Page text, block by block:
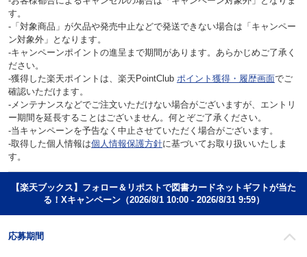
す。
‐「対象商品」が欠品や発売中止などで発送できない場合は「キャンペー
ン対象外」となります。
‐キャンペーンポイントの進呈まで期間があります。あらかじめご了承く
ださい。
‐獲得した楽天ポイントは、楽天PointClub ポイント獲得・履歴画面でご
確認いただけます。
‐メンテナンスなどでご注文いただけない場合がございますが、エントリ
ー期間を延長することはございません。何とぞご了承ください。
‐当キャンペーンを予告なく中止させていただく場合がございます。
‐取得した個人情報は個人情報保護方針に基づいてお取り扱いいたしま
す。
【楽天ブックス】フォロー＆リポストで図書カードネットギフトが当た
る！Xキャンペーン（2026/8/1 10:00 - 2026/8/31 9:59）
応募期間